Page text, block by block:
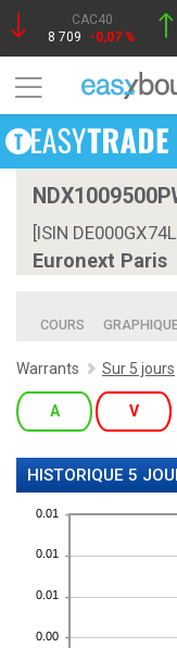
CAC40
8 709
-0,07 %
[ISIN
Euronext Paris
COURS
Warrants Sur 5 jours
A V
HISTORIQUE 5